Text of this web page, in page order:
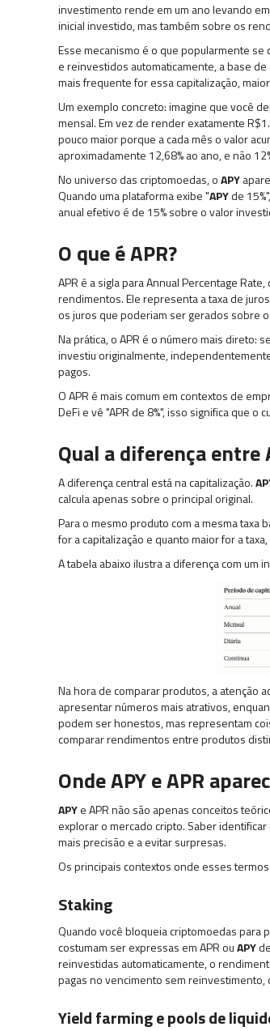
investimento rende em um ano levando
inicial investido, mas também sobre os
Esse mecanismo é o que popularmente
e reinvestidos automaticamente, a base
mais frequente for essa capitalização,
Um exemplo concreto: imagine que você
mensal. Em vez de render exatamente
pouco maior porque a cada mês o valor
aproximadamente 12,68% ao ano, e não
No universo das criptomoedas, oAPY
Quando uma plataforma exibe "APYde
anual efetivo é de 15% sobre o valor
O que é APR?
APR é a sigla para Annual Percentage
rendimentos. Ele representa a taxa de
os juros que poderiam ser gerados sobre
Na prática, o APR é o número mais direto:
investiu originalmente,
pagos.
O APR é mais comum em contextos de
DeFi e vê "APR de 8%", isso significa que
Qual a diferença entre
A diferença central está na capitalização.
calcula apenas sobre o principal original.
Para o mesmo produto com a mesma taxa
for a capitalização e quanto maior for a
A tabela abaixo ilustra a diferença com um
Na hora de comparar produtos, a atenção
apresentar números mais atrativos,
podem ser honestos, mas representam
comparar rendimentos entre produtos
Onde APY e APR
APYe APR não são apenas conceitos
explorar o mercado cripto. Saber
mais precisão e a evitar surpresas.
Os principais contextos onde esses
Staking
Quando você bloqueia criptomoedas para
costumam ser expressas em APR ouAPY
reinvestidas automaticamente, o
pagas no vencimento sem reinvestimento,
Yield farming e pools de